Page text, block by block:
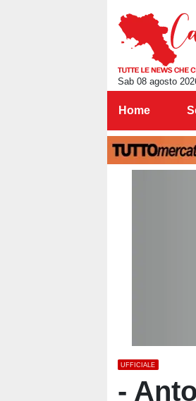
Sab 08 agosto
Home
UFFICIALE
-